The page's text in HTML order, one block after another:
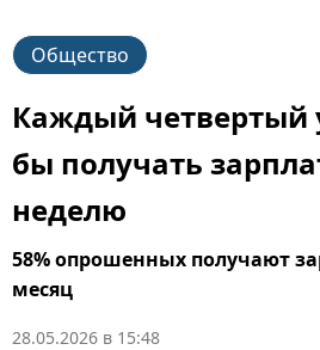
Общество
Каждый четвертый
бы получать
неделю
58% опрошенных получают
месяц
28.05.2026 в 15:48